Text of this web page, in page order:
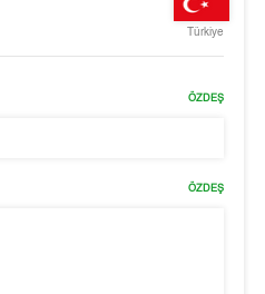
Türkiye
ÖZDEŞ
ÖZDEŞ